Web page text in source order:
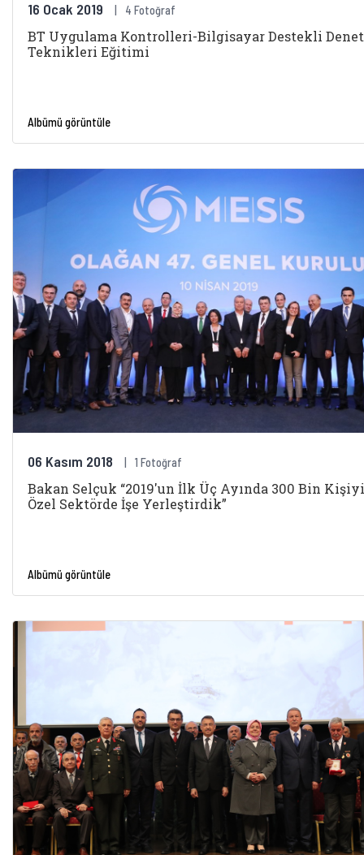
16 Ocak 2019 4 Fotoğraf
BT Uygulama Kontrolleri-Bilgisayar Destekli
Teknikleri Eğitimi
Albümü görüntüle
06 Kasım 2018 1 Fotoğraf
Bakan Selçuk “2019'un İlk Üç Ayında 300 Bin Kişiyi
Özel Sektörde İşe Yerleştirdik”
Albümü görüntüle